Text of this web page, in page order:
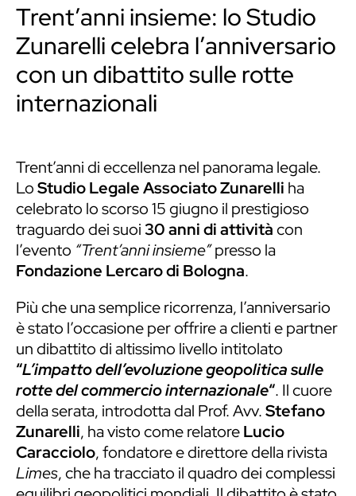
Trent’anni insieme: lo Studio
Zunarelli celebra l’anniversario
con un dibattito sulle rotte
internazionali
Trent’anni di eccellenza nel panorama legale.
LoStudio Legale Associato Zunarelli ha
celebrato lo scorso 15 giugno il prestigioso
traguardo dei suoi30 anni di attivitàcon
l’evento “Trent’anni insieme”presso la
Fondazione Lercaro di Bologna.
Più che una semplice ricorrenza, l’anniversario
è stato l’occasione per offrire a clienti e partner
un dibattito di altissimo livello intitolato
“L’impatto dell’evoluzione geopolitica sulle
rotte del commercio internazionale“. Il cuore
della serata, introdotta dal Prof. Avv.Stefano
Zunarelli, ha visto come relatoreLucio
Caracciolo, fondatore e direttore della rivista
Limes, che ha tracciato il quadro dei complessi